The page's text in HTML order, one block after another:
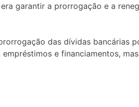
garantir a prorrogação e a
das dívidas
e financiamentos,